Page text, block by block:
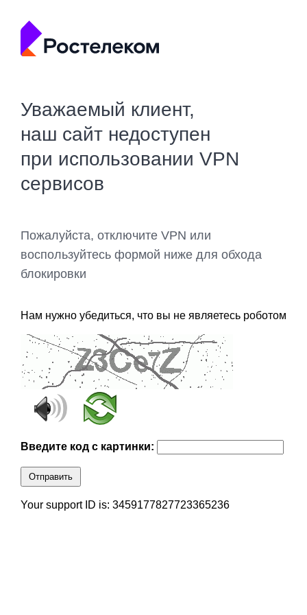
Уважаемый клиент,
наш сайт недоступен
при использовании VPN
сервисов
Пожалуйста, отключите VPN или
воспользуйтесь формой ниже для обхода
блокировки
Нам нужно убедиться, что вы не являетесь роботом
Введите код с картинки:
Отправить
Your support ID is: 3459177827723365236